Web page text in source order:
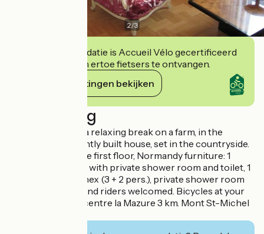
2/3
Deze accommodatie is Accueil Vélo gecertificeerd
en verbindt zich ertoe fietsers te ontvangen.
Haar verplichtingen bekijken
Beschrijving
Come and spend a relaxing break on a farm, in the
comfort of a recently built house, set in the countryside.
2 bedrooms on the first floor, Normandy furniture: 1
bedroom (2 pers.) with private shower room and toilet, 1
bedroom with annex (3 + 2 pers.), private shower room
and toilet. Horse and riders welcomed. Bicycles at your
disposal. Leisure centre la Mazure 3 km. Mont St-Michel